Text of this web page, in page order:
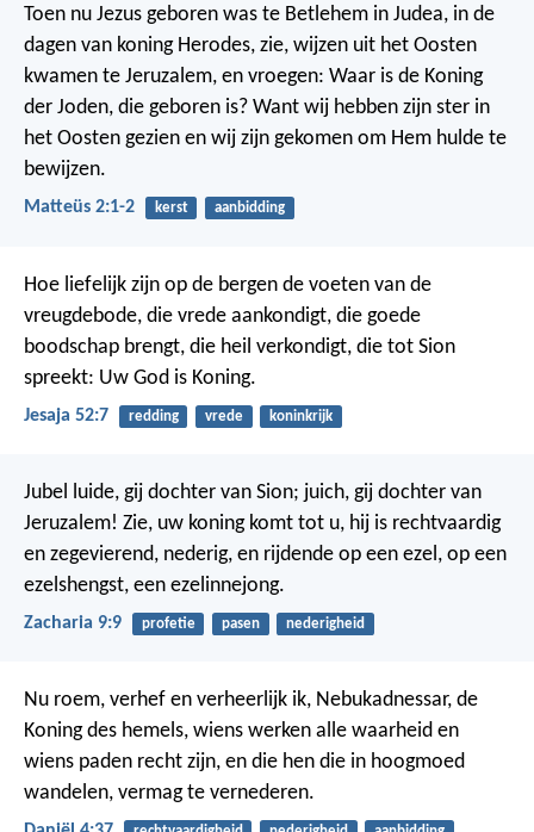
Toen nu Jezus geboren was te Betlehem in Judea, in de
dagen van koning Herodes, zie, wijzen uit het Oosten
kwamen te Jeruzalem, en vroegen: Waar is de Koning
der Joden, die geboren is? Want wij hebben zijn ster in
het Oosten gezien en wij zijn gekomen om Hem hulde te
bewijzen.
Matteüs 2:1-2 kerst aanbidding
Hoe liefelijk zijn op de bergen de voeten van de
vreugdebode, die vrede aankondigt, die goede
boodschap brengt, die heil verkondigt, die tot Sion
spreekt: Uw God is Koning.
Jesaja 52:7 redding vrede koninkrijk
Jubel luide, gij dochter van Sion; juich, gij dochter van
Jeruzalem! Zie, uw koning komt tot u, hij is rechtvaardig
en zegevierend, nederig, en rijdende op een ezel, op een
ezelshengst, een ezelinnejong.
Zacharia 9:9 profetie pasen nederigheid
Nu roem, verhef en verheerlijk ik, Nebukadnessar, de
Koning des hemels, wiens werken alle waarheid en
wiens paden recht zijn, en die hen die in hoogmoed
wandelen, vermag te vernederen.